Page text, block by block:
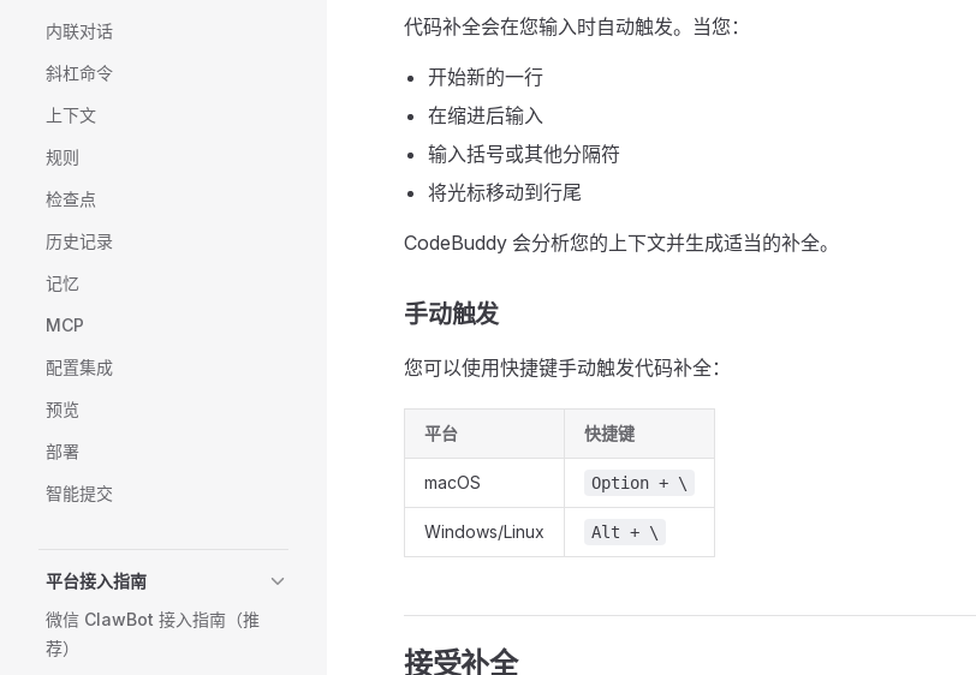
内联对话
斜杠命令
上下文
规则
检查点
历史记录
记忆
MCP
配置集成
预览
部署
智能提交
平台接入指南
微信 ClawBot 接入指南（推
荐）
代码补全会在您输入时自动触发。当您：
开始新的一行
在缩进后输入
输入括号或其他分隔符
将光标移动到行尾
CodeBuddy 会分析您的上下文并生成适当的补全。
手动触发
您可以使用快捷键手动触发代码补全：
平台 快捷键
macOS Option + \
Windows/Linux Alt + \
接受补全